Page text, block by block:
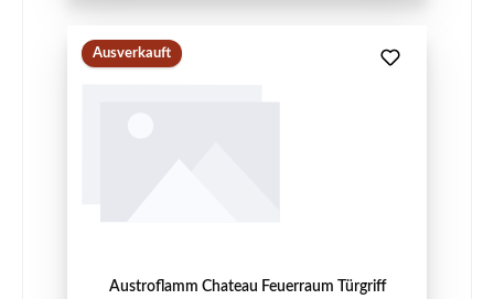
Ausverkauft
Austroflamm Chateau Feuerraum Türgriff